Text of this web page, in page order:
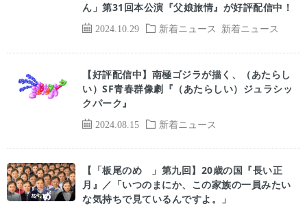
2024.10.29 新着ニュース 新着ニュース
ん」第31回本公演『父娘旅情』が好評配信中！
2024.08.15 新着ニュース
【好評配信中】南極ゴジラが描く、（あたらし
い）SF青春群像劇『（あたらしい）ジュラシッ
クパーク』
【「板尾のめ゙」第九回】20歳の国『長い正
月』／「いつのまにか、この家族の一員みたい
な気持ちで見ているんですよ。」